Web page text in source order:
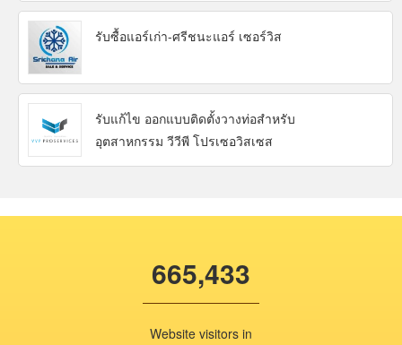
รับซื้อแอร์เก่า-ศรีชนะแอร์ เซอร์วิส
รับแก้ไข ออกแบบติดตั้งวางท่อสำหรับ
อุตสาหกรรม วีวีพี โปรเซอวิสเซส
665,433
Website visitors in